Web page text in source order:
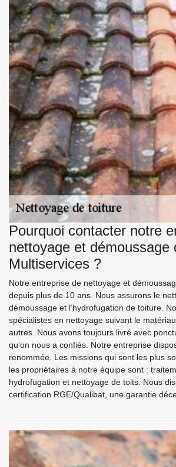
Pourquoi contacter notre
nettoyage et démoussage
Multiservices ?
Notre entreprise de nettoyage et
depuis plus de 10 ans. Nous assurons le
démoussage et l’hydrofugation de toiture.
spécialistes en nettoyage suivant le
autres. Nous avons toujours livré avec
qu’on nous a confiés. Notre entreprise
renommée. Les missions qui sont les plus
les propriétaires à notre équipe sont :
hydrofugation et nettoyage de toits. Nous
certification RGE/Qualibat, une garantie